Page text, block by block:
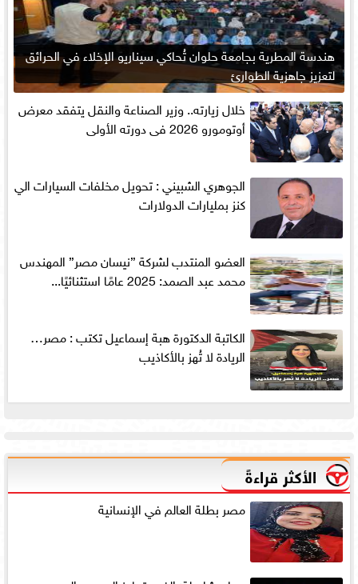
هندسة المطرية بجامعة حلوان تُحاكي سيناريو الإخلاء في الحرائق
لتعزيز جاهزية الطوارئ
خلال زيارته.. وزير الصناعة والنقل يتفقد معرض
أوتومورو 2026 فى دورته الأولى
الجوهري الشبيني : تحويل مخلفات السيارات الي
كنز بمليارات الدولارات
العضو المنتدب لشركة ”نيسان مصر” المهندس
محمد عبد الصمد: 2025 عامًا استثنائيًا...
الكاتبة الدكتورة هبة إسماعيل تكتب : مصر…
الريادة لا تُهز بالأكاذيب
الأكثر قراءةً
مصر بطلة العالم في الإنسانية